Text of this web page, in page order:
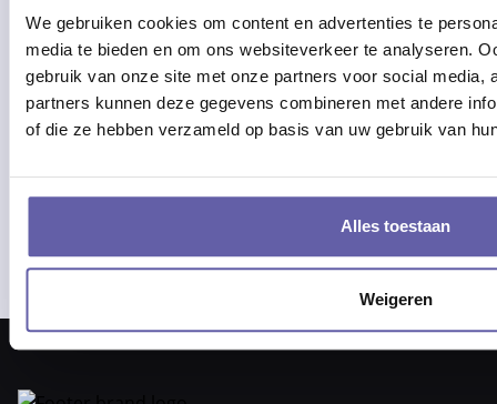
We gebruiken cookies om content en advertenties te
media te bieden en om ons websiteverkeer te analyseren.
gebruik van onze site met onze partners voor social media,
partners kunnen deze gegevens combineren met andere
of die ze hebben verzameld op basis van uw gebruik van
Alles toestaan
Weigeren
Hoe ga je om met lastige
sollicitatievragen?